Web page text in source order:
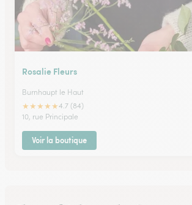
Rosalie Fleurs
Burnhaupt le Haut
★★★★★4.7 (84)
10, rue Principale
Voir la boutique